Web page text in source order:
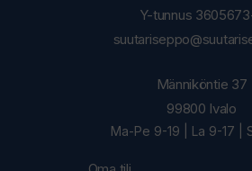
Y-tunnus
Männiköntie 37
99800 Ivalo
Ma-Pe 9-19 | La 9-17 |